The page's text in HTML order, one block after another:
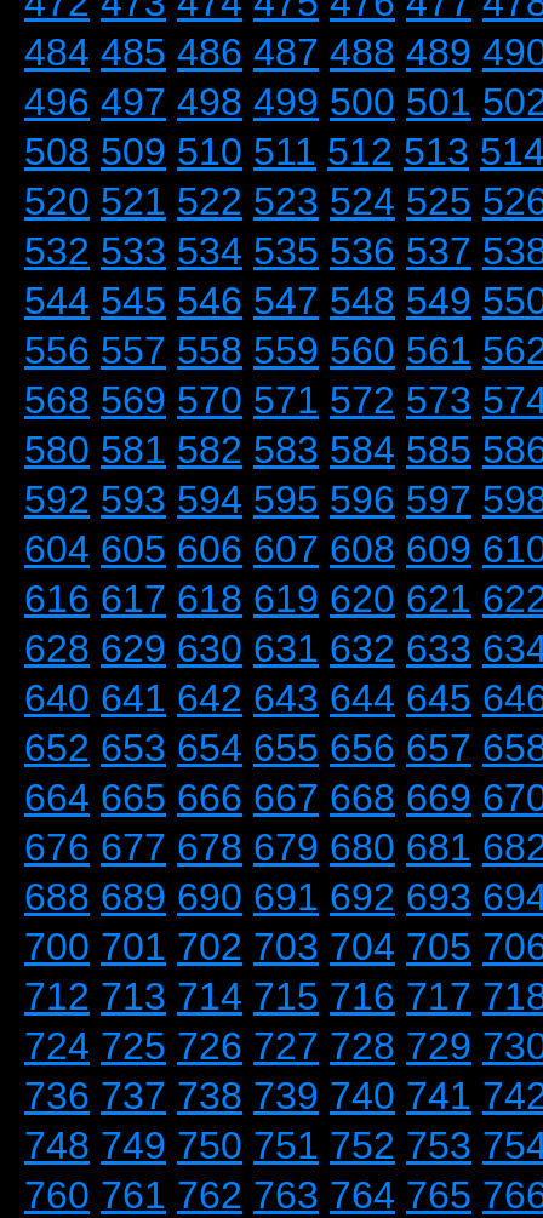
484 485 486 487 488 489
496 497 498 499 500 501
508 509 510 511 512 513
520 521 522 523 524 525
532 533 534 535 536 537
544 545 546 547 548 549
556 557 558 559 560 561
568 569 570 571 572 573
580 581 582 583 584 585
592 593 594 595 596 597
604 605 606 607 608 609
616 617 618 619 620 621
628 629 630 631 632 633
640 641 642 643 644 645
652 653 654 655 656 657
664 665 666 667 668 669
676 677 678 679 680 681
688 689 690 691 692 693
700 701 702 703 704 705
712 713 714 715 716 717
724 725 726 727 728 729
736 737 738 739 740 741
748 749 750 751 752 753
760 761 762 763 764 765